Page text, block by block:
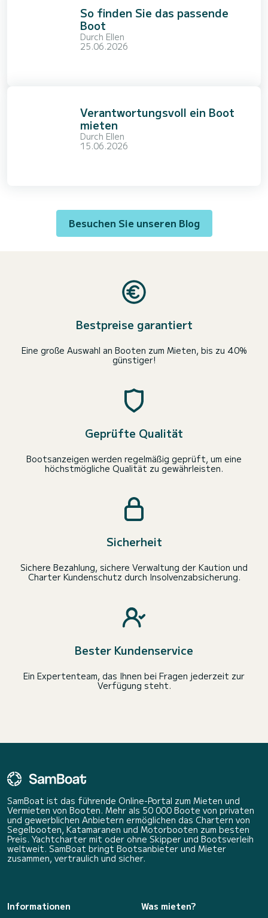
So finden Sie das passende
Boot
Durch Ellen
25.06.2026
Verantwortungsvoll ein Boot
mieten
Durch Ellen
15.06.2026
Besuchen Sie unseren Blog
Bestpreise garantiert
Eine große Auswahl an Booten zum Mieten, bis zu 40%
günstiger!
Geprüfte Qualität
Bootsanzeigen werden regelmäßig geprüft, um eine
höchstmögliche Qualität zu gewährleisten.
Sicherheit
Sichere Bezahlung, sichere Verwaltung der Kaution und
Charter Kundenschutz durch Insolvenzabsicherung.
Bester Kundenservice
Ein Expertenteam, das Ihnen bei Fragen jederzeit zur
Verfügung steht.
SamBoat ist das führende Online-Portal zum Mieten und
Vermieten von Booten. Mehr als 50 000 Boote von privaten
und gewerblichen Anbietern ermöglichen das Chartern von
Segelbooten, Katamaranen und Motorbooten zum besten
Preis. Yachtcharter mit oder ohne Skipper und Bootsverleih
weltweit. SamBoat bringt Bootsanbieter und Mieter
zusammen, vertraulich und sicher.
Informationen
Was mieten?